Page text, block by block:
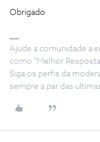
Obrigado
Ajude a comunidade a
como "Melhor
Siga os perfis da
sempre a par das